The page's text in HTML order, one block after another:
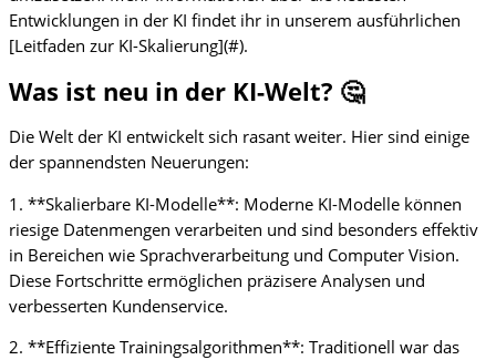
Entwicklungen in der KI findet ihr in unserem ausführlichen
[Leitfaden zur KI-Skalierung](#).
Was ist neu in der KI-Welt? 🤔
Die Welt der KI entwickelt sich rasant weiter. Hier sind einige
der spannendsten Neuerungen:
1. **Skalierbare KI-Modelle**: Moderne KI-Modelle können
riesige Datenmengen verarbeiten und sind besonders effektiv
in Bereichen wie Sprachverarbeitung und Computer Vision.
Diese Fortschritte ermöglichen präzisere Analysen und
verbesserten Kundenservice.
2. **Effiziente Trainingsalgorithmen**: Traditionell war das